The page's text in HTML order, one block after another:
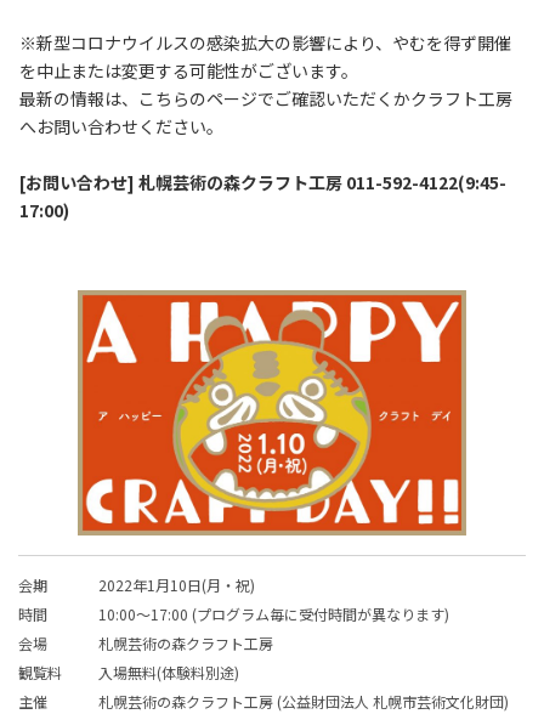
※新型コロナウイルスの感染拡大の影響により、やむを得ず開催
を中止または変更する可能性がございます。
最新の情報は、こちらのページでご確認いただくかクラフト工房
へお問い合わせください。
[お問い合わせ] 札幌芸術の森クラフト工房 011-592-4122(9:45-
17:00)
会期
2022年1月10日(月・祝)
時間
10:00～17:00 (プログラム毎に受付時間が異なります)
会場
札幌芸術の森クラフト工房
観覧料
入場無料(体験料別途)
主催
札幌芸術の森クラフト工房 (公益財団法人 札幌市芸術文化財団)